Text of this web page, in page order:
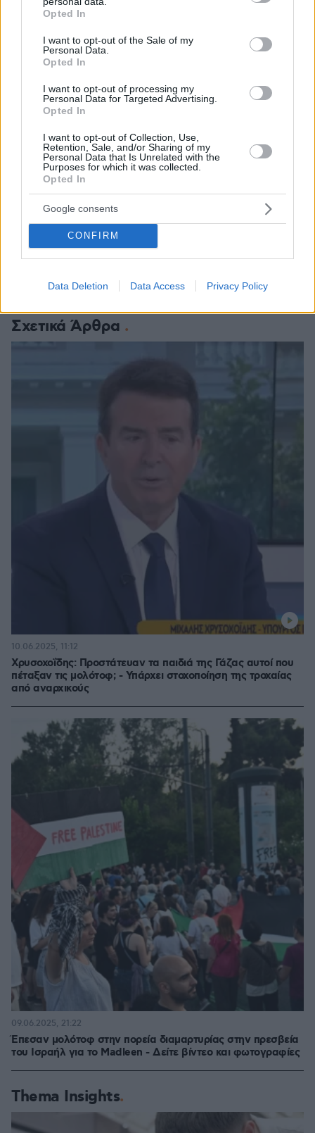
grant or deny consent to Google and its third-party tags to
use your data for below specified purposes in below Google
consent section.
Opted In
I want to opt-out of the Sale of my
Personal Data.
Opted In
I want to opt-out of processing my
Personal Data for Targeted Advertising.
Opted In
I want to opt-out of Collection, Use,
Retention, Sale, and/or Sharing of my
Personal Data that Is Unrelated with the
Purposes for which it was collected.
Opted In
Google consents
CONFIRM
Data Deletion Data Access Privacy Policy
αρκούδα σε βουνό της Δράμας
Δημοσκόπηση Opinion Poll: Στο 30,7%
ανεβαίνει η Νέα Δημοκρατία - Τι απαντούν για
το ενδεχόμενο νέου κόμματος Τσίπρα
Τέσσερις γυναίκες, τέσσερις γεννήσεις που
μετατράπηκαν σε εφιάλτη - Μυστήριο στην
Κρήτη με τοκετούς στο Βενιζέλειο
Σχετικά Άρθρα
Χρυσοχοΐδης: Προστάτευαν τα παιδιά της Γάζας αυτοί που
πέταξαν τις μολότοφ; - Υπάρχει στοχοποίηση της τροχαίας
από αναρχικούς
10.06.2025, 11:12
Έπεσαν μολότοφ στην πορεία διαμαρτυρίας στην πρεσβεία
του Ισραήλ για το Madleen - Δείτε βίντεο και φωτογραφίες
09.06.2025, 21:22
Thema Insights
Ακολουθήστε τοprotothema.gr στο Google News
και μάθετε πρώτοι όλες τις ειδήσεις
Protothema.gr